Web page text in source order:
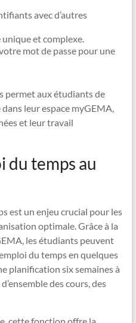
avec d’autres
et complexe.
mot de passe pour une
permet aux étudiants de
leur espace myGEMA,
et leur travail
du temps au
est un enjeu crucial pour les
optimale. Grâce à la
les étudiants peuvent
du temps en quelques
planification six semaines à
des cours, des